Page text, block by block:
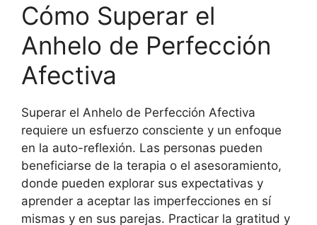
Cómo Superar el
Anhelo de Perfección
Afectiva
Superar el Anhelo de Perfección Afectiva
requiere un esfuerzo consciente y un enfoque
en la auto-reflexión. Las personas pueden
beneficiarse de la terapia o el asesoramiento,
donde pueden explorar sus expectativas y
aprender a aceptar las imperfecciones en sí
mismas y en sus parejas. Practicar la gratitud y